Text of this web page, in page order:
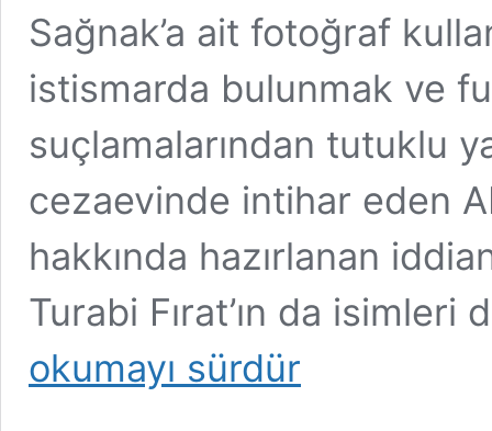
Sağnak’a ait fotoğraf
istismarda bulunmak ve
suçlamalarından tutuklu
cezaevinde intihar eden
hakkında hazırlanan
Turabi Fırat’ın da
okumayı sürdür